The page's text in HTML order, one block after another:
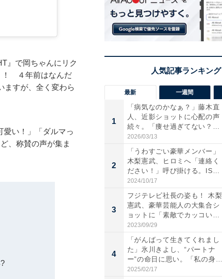
』で岡ちゃんにリク
！ ４年前はなんだ
ますが、全く変わら
愛い！」「ダルマっ
、称賛の声が集ま
最新 一週間
1
「病気なのかなぁ？」藤木直
人、近影ショットに心配の声
続々。「痩せ過ぎてない？」
「...
2026/03/13
2
「うわすごい豪華メンバー」
木梨憲武、ヒロミへ「連絡く
ださい！」呼び掛ける。IS
S...
2024/10/17
3
フジテレビ社長の姿も！ 木梨
憲武、豪華芸能人の大集合シ
ョットに「素敵でカッコい
い...
2023/09/29
4
「がんばって生きてくれまし
た」氷川きよし、“パートナ
ー”の命日に思い。「私の身
体...
2025/02/17